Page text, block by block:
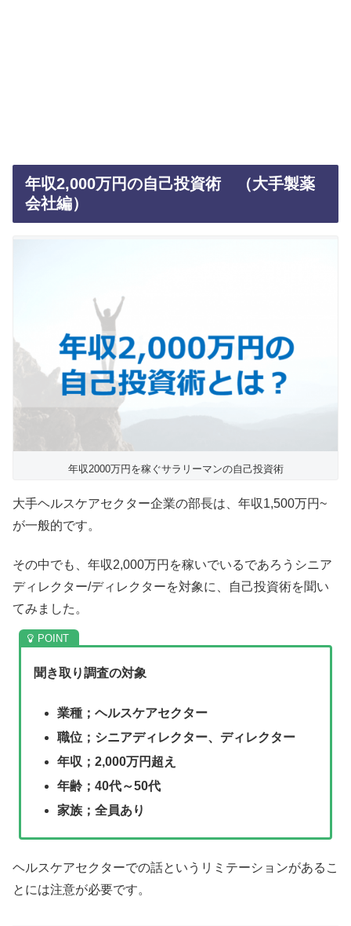
年収2,000万円の自己投資術 （大手製薬
会社編）
年収2000万円を稼ぐサラリーマンの自己投資術
大手ヘルスケアセクター企業の部長は、年収1,500万円~
が一般的です。
その中でも、年収2,000万円を稼いでいるであろうシニア
ディレクター/ディレクターを対象に、自己投資術を聞い
てみました。
聞き取り調査の対象
業種；ヘルスケアセクター
職位；シニアディレクター、ディレクター
年収；2,000万円超え
年齢；40代～50代
家族；全員あり
ヘルスケアセクターでの話というリミテーションがあるこ
とには注意が必要です。